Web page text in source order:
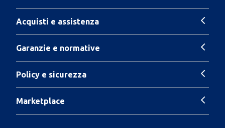
Acquisti e assistenza
Garanzie e normative
Policy e sicurezza
Marketplace